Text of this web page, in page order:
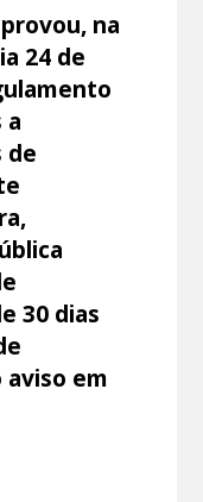
na
24 de
a
de
30 dias
em